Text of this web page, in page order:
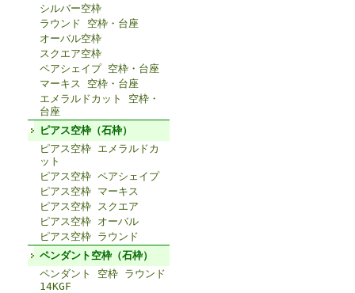
シルバー空枠
ラウンド 空枠・台座
オーバル空枠
スクエア空枠
ペアシェイプ 空枠・台座
マーキス 空枠・台座
エメラルドカット 空枠・
台座
ピアス空枠（石枠）
ピアス空枠 エメラルドカ
ット
ピアス空枠 ペアシェイプ
ピアス空枠 マーキス
ピアス空枠 スクエア
ピアス空枠 オーバル
ピアス空枠 ラウンド
ペンダント空枠（石枠）
ペンダント 空枠 ラウンド
14KGF